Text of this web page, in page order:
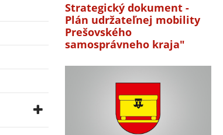
Strategický dokument -
Plán udržateľnej mobility
Prešovského
samosprávneho kraja"